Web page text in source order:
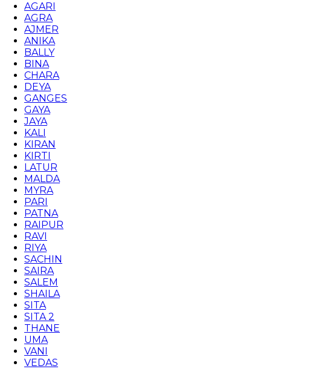
AGARI
AGRA
AJMER
ANIKA
BALLY
BINA
CHARA
DEYA
GANGES
GAYA
JAYA
KALI
KIRAN
KIRTI
LATUR
MALDA
MYRA
PARI
PATNA
RAIPUR
RAVI
RIYA
SACHIN
SAIRA
SALEM
SHAILA
SITA
SITA 2
THANE
UMA
VANI
VEDAS